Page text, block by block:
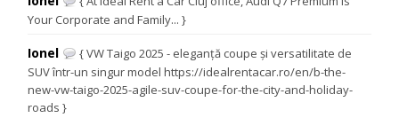
Your Corporate and Family... }
Ionel
{ VW Taigo 2025 - eleganță coupe și versatilitate de
SUV într-un singur model https://idealrentacar.ro/en/b-the-
new-vw-taigo-2025-agile-suv-coupe-for-the-city-and-holiday-
roads }